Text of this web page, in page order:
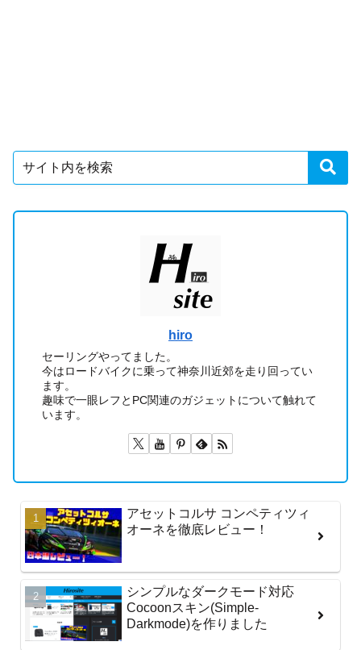
hiro
セーリングやってました。
今はロードバイクに乗って神奈川近郊を走り回ってい
ます。
趣味で一眼レフとPC関連のガジェットについて触れて
います。
アセットコルサ コンペティツィ
オーネを徹底レビュー！
シンプルなダークモード対応
Cocoonスキン(Simple-
Darkmode)を作りました